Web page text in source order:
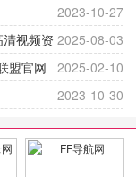
剧电视剧、电视剧
电视剧、最新的电影
影院每天更新最新
喜剧片、爱情片、
资源|追剧也很卷
2023-10-27
2025-08-03
视频资
看
2025-02-10
盟官网
动漫综合2023-10-30